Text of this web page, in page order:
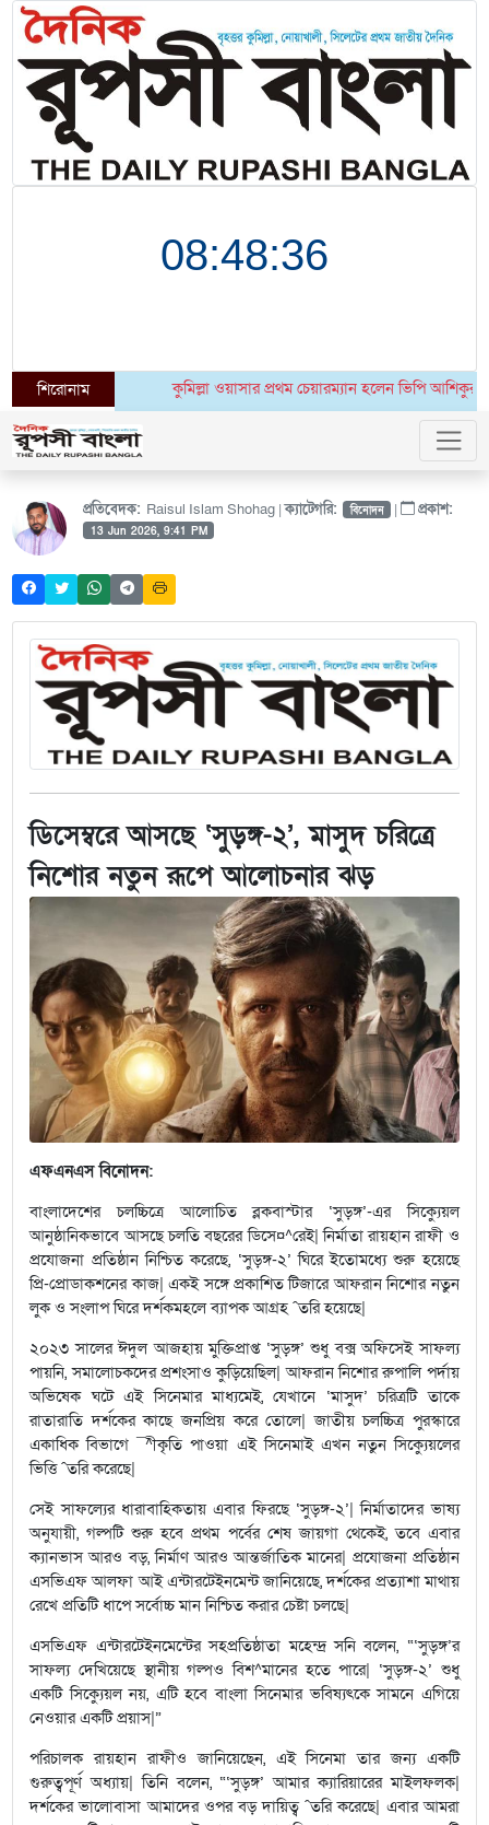
শিরোনাম কুমিল্লা ওয়াসার প্রথম চেয়ারম্যান হলেন ভিপি আশিকুর
প্রতিবেদক: Raisul Islam Shohag |ক্যাটেগরি: বিনোদন | প্রকাশ:
13 Jun 2026, 9:41 PM
ডিসেম্বরে আসছে ‘সুড়ঙ্গ-২’, মাসুদ চরিত্রে
নিশোর নতুন রূপে আলোচনার ঝড়
এফএনএস বিনোদন:
বাংলাদেশের চলচ্চিত্রে আলোচিত ব্লকবাস্টার ‘সুড়ঙ্গ’-এর সিক্যুেয়ল
আনুষ্ঠানিকভাবে আসছে চলতি বছরের ডিসে¤^রেই| নির্মাতা রায়হান রাফী ও
প্রযোজনা প্রতিষ্ঠান নিশ্চিত করেছে, ‘সুড়ঙ্গ-২’ ঘিরে ইতোমধ্যে শুরু হয়েছে
প্রি-প্রোডাকশনের কাজ| একই সঙ্গে প্রকাশিত টিজারে আফরান নিশোর নতুন
লুক ও সংলাপ ঘিরে দর্শকমহলে ব্যাপক আগ্রহ ˆতরি হয়েছে|
২০২৩ সালের ঈদুল আজহায় মুক্তিপ্রাপ্ত ‘সুড়ঙ্গ’ শুধু বক্স অফিসেই সাফল্য
পায়নি, সমালোচকদের প্রশংসাও কুড়িয়েছিল| আফরান নিশোর রুপালি পর্দায়
অভিষেক ঘটে এই সিনেমার মাধ্যমেই, যেখানে ‘মাসুদ’ চরিত্রটি তাকে
রাতারাতি দর্শকের কাছে জনপ্রিয় করে তোলে| জাতীয় চলচ্চিত্র পুরস্কারে
একাধিক বিভাগে ¯^ীকৃতি পাওয়া এই সিনেমাই এখন নতুন সিক্যুেয়লের
ভিত্তি ˆতরি করেছে|
সেই সাফল্যের ধারাবাহিকতায় এবার ফিরছে ‘সুড়ঙ্গ-২’| নির্মাতাদের ভাষ্য
অনুযায়ী, গল্পটি শুরু হবে প্রথম পর্বের শেষ জায়গা থেকেই, তবে এবার
ক্যানভাস আরও বড়, নির্মাণ আরও আন্তর্জাতিক মানের| প্রযোজনা প্রতিষ্ঠান
এসভিএফ আলফা আই এন্টারটেইনমেন্ট জানিয়েছে, দর্শকের প্রত্যাশা মাথায়
রেখে প্রতিটি ধাপে সর্বোচ্চ মান নিশ্চিত করার চেষ্টা চলছে|
এসভিএফ এন্টারটেইনমেন্টের সহপ্রতিষ্ঠাতা মহেন্দ্র সনি বলেন, “‘সুড়ঙ্গ’র
সাফল্য দেখিয়েছে স্থানীয় গল্পও বিশ^মানের হতে পারে| ‘সুড়ঙ্গ-২’ শুধু
একটি সিক্যুেয়ল নয়, এটি হবে বাংলা সিনেমার ভবিষ্যৎকে সামনে এগিয়ে
নেওয়ার একটি প্রয়াস|”
পরিচালক রায়হান রাফীও জানিয়েছেন, এই সিনেমা তার জন্য একটি
গুরুত্বপূর্ণ অধ্যায়| তিনি বলেন, “‘সুড়ঙ্গ’ আমার ক্যারিয়ারের মাইলফলক|
দর্শকের ভালোবাসা আমাদের ওপর বড় দায়িত্ব ˆতরি করেছে| এবার আমরা